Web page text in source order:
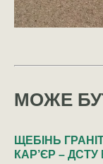
МОЖЕ
ЩЕБІНЬ
КАР’ЄР – ДСТУ